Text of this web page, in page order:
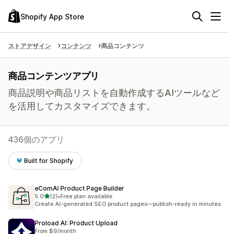
Shopify App Store
ストアデザイン コンテンツ 商品コンテンツ
商品コンテンツアプリ
商品説明や商品リストを自動作成するAIツールなど
を活用してカスタマイズできます。
436個のアプリ
Built for Shopify
eComAI Product Page Builder
5.05つ星中
(2)
合計レビュー数：2件
•Free plan available
Create AI-generated SEO product pages—publish-ready in minutes
Proload AI: Product Upload
From $9/month